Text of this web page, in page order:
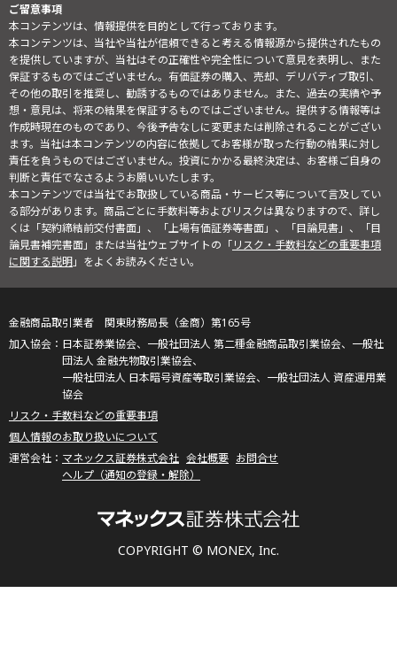
ご留意事項
本コンテンツは、情報提供を目的として行っております。
本コンテンツは、当社や当社が信頼できると考える情報源から提供されたもの
を提供していますが、当社はその正確性や完全性について意見を表明し、また
保証するものではございません。有価証券の購入、売却、デリバティブ取引、
その他の取引を推奨し、勧誘するものではありません。また、過去の実績や予
想・意見は、将来の結果を保証するものではございません。提供する情報等は
作成時現在のものであり、今後予告なしに変更または削除されることがござい
ます。当社は本コンテンツの内容に依拠してお客様が取った行動の結果に対し
責任を負うものではございません。投資にかかる最終決定は、お客様ご自身の
判断と責任でなさるようお願いいたします。
本コンテンツでは当社でお取扱している商品・サービス等について言及してい
る部分があります。商品ごとに手数料等およびリスクは異なりますので、詳し
くは「契約締結前交付書面」、「上場有価証券等書面」、「目論見書」、「目
論見書補完書面」または当社ウェブサイトの「リスク・手数料などの重要事項
に関する説明」をよくお読みください。
COPYRIGHT © MONEX, Inc.
金融商品取引業者 関東財務局長（金商）第165号
日本証券業協会、一般社団法人 第二種金融商品取引業協会、一般社
団法人 金融先物取引業協会、
一般社団法人 日本暗号資産等取引業協会、一般社団法人 資産運用業
協会
リスク・手数料などの重要事項
個人情報のお取り扱いについて
マネックス証券株式会社 会社概要 お問合せ
ヘルプ（通知の登録・解除）